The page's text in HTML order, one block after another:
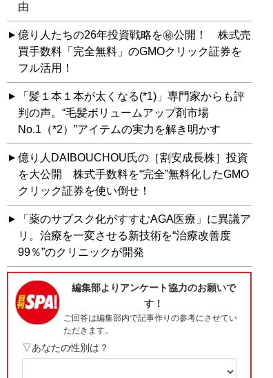
由
億り人たちの26年投資戦略を㊙公開！ 株式売
買手数料「完全無料」のGMOクリック証券を
フル活用！
「髪１本１本が太くなる(*1)」専門家からも評
判の声。“毛髪ボリュームアップ剤市場
No.1（*2）”アイテムの実力を解き明かす
億り人DAIBOUCHOU氏の［割安成長株］投資
を大公開 株式手数料を“完全”無料化したGMO
クリック証券を使い倒せ！
「薬のサブスク化がすすむAGA医療」に異議ア
リ。治療を一変させる新技術を“治療改善度
99％”のクリニックが開発